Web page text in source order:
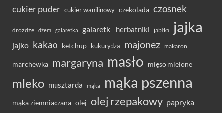
cukier puder cukier wanilinowy czekolada czosnek
drożdże dżem galaretka galaretki herbatniki jabłka jajka
jajko kakao ketchup kukurydza majonez makaron
marchewka margaryna masło mięso mielone
mleko musztarda mąka mąka pszenna
mąka ziemniaczana olej olej rzepakowy papryka